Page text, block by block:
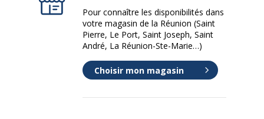
Pour connaître les disponibilités dans
votre magasin de la Réunion (Saint
Pierre, Le Port, Saint Joseph, Saint
André, La Réunion-Ste-Marie…)
Choisir mon magasin